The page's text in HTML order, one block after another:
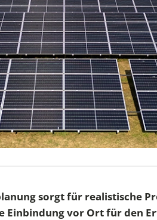
sorgt für realistische
vor Ort für den